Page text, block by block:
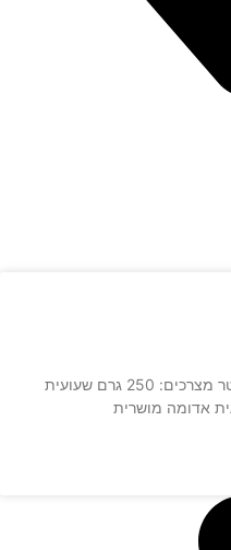
חמין של שבת כמות לסיר של 10 ליטר מצרכים: 250 גרם שעועית